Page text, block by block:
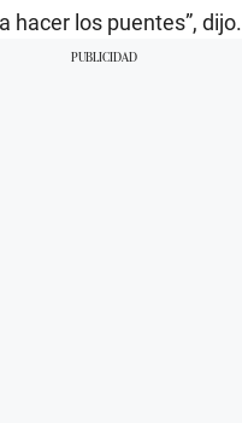
hacer los puentes”, dijo.